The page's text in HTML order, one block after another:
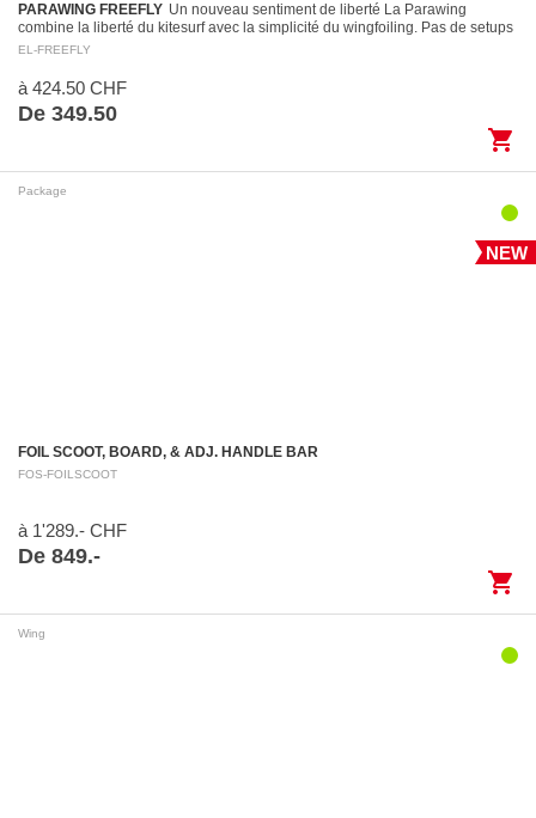
PARAWING FREEFLY Un nouveau sentiment de liberté La Parawing
combine la liberté du kitesurf avec la simplicité du wingfoiling. Pas de setups
compliqués, juste de…
EL-FREEFLY
à 424.50 CHF
De 349.50
shopping_cart
Package
NEW
FOIL SCOOT, BOARD, & ADJ. HANDLE BAR
FOS-FOILSCOOT
à 1'289.- CHF
De 849.-
shopping_cart
Wing